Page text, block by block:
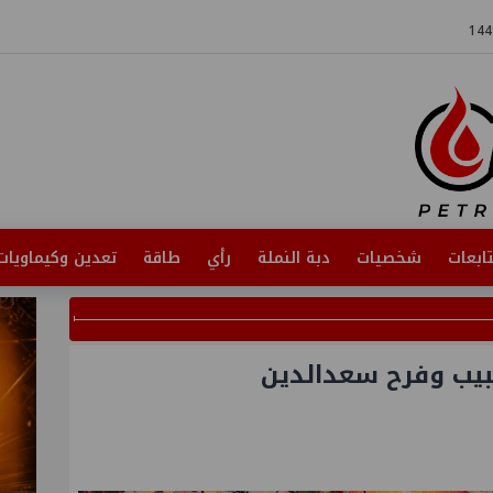
شخصيات دبة النملة رأي طاقة تعدين
وفرح سعدالدين